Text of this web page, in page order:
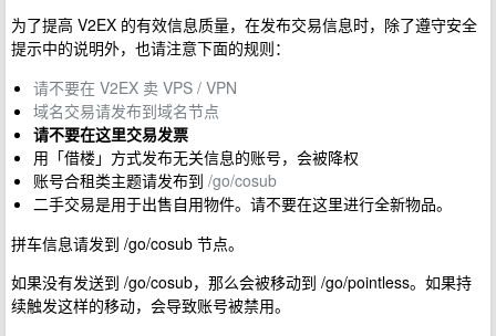
为了提高 V2EX 的有效信息质量，在发布交易信息时，除了遵守安全
提示中的说明外，也请注意下面的规则：
请不要在 V2EX 卖 VPS / VPN
域名交易请发布到域名节点
请不要在这里交易发票
用「借楼」方式发布无关信息的账号，会被降权
账号合租类主题请发布到 /go/cosub
二手交易是用于出售自用物件。请不要在这里进行全新物品。
拼车信息请发到 /go/cosub 节点。
如果没有发送到 /go/cosub，那么会被移动到 /go/pointless。如果持
续触发这样的移动，会导致账号被禁用。